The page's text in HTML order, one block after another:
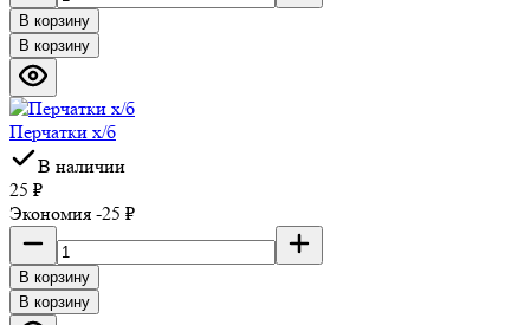
В корзину
В корзину
Перчатки х/б
В наличии
25 ₽
Экономия -25 ₽
В корзину
В корзину